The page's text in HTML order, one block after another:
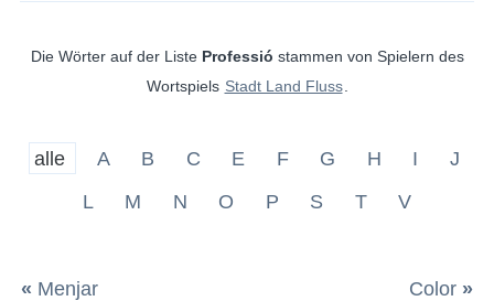
Die Wörter auf der Liste Professió stammen von Spielern des
Wortspiels Stadt Land Fluss
alle A B C E F G H I
J
L
M N O P S T V
« Menjar Color »